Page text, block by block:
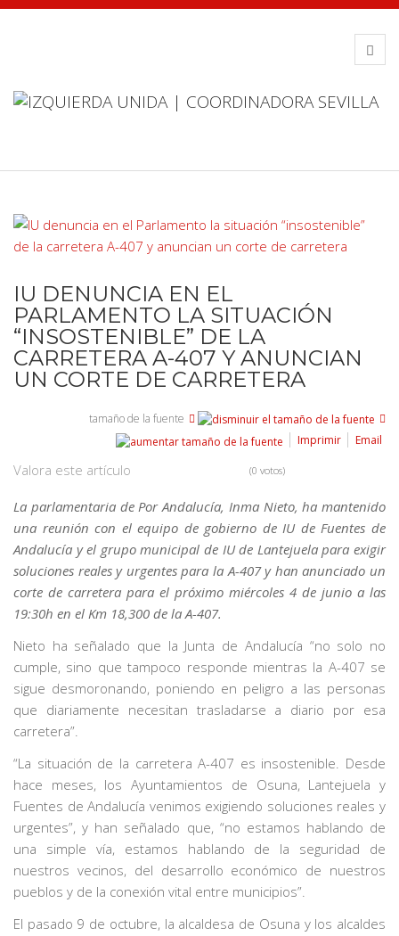
IU DENUNCIA EN EL
PARLAMENTO LA SITUACIÓN
“INSOSTENIBLE” DE LA
CARRETERA A-407 Y ANUNCIAN
UN CORTE DE CARRETERA
tamaño de la fuente
Imprimir
Email
Valora este artículo (0 votos)
La parlamentaria de Por Andalucía, Inma Nieto, ha mantenido
una reunión con el equipo de gobierno de IU de Fuentes de
Andalucía y el grupo municipal de IU de Lantejuela para exigir
soluciones reales y urgentes para la A-407 y han anunciado un
corte de carretera para el próximo miércoles 4 de junio a las
19:30h en el Km 18,300 de la A-407.
Nieto ha señalado que la Junta de Andalucía “no solo no
cumple, sino que tampoco responde mientras la A-407 se
sigue desmoronando, poniendo en peligro a las personas
que diariamente necesitan trasladarse a diario por esa
carretera”.
“La situación de la carretera A-407 es insostenible. Desde
hace meses, los Ayuntamientos de Osuna, Lantejuela y
Fuentes de Andalucía venimos exigiendo soluciones reales y
urgentes”, y han señalado que, “no estamos hablando de
una simple vía, estamos hablando de la seguridad de
nuestros vecinos, del desarrollo económico de nuestros
pueblos y de la conexión vital entre municipios”.
El pasado 9 de octubre, la alcaldesa de Osuna y los alcaldes